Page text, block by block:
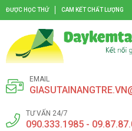
ĐƯỢC HỌC THỬ CAM KẾT CHẤT LƯỢNG
EMAIL
TƯ VẤN 24/7
090.333.1985 -